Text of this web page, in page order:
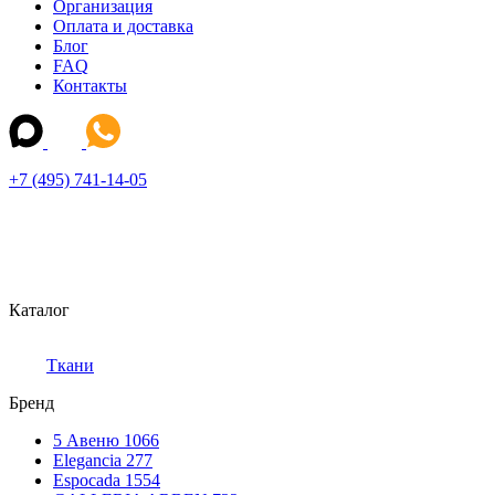
Организация
Оплата и доставка
Блог
FAQ
Контакты
+7 (495) 741-14-05
Каталог
Ткани
Бренд
5 Авеню 1066
Elegancia 277
Espocada 1554